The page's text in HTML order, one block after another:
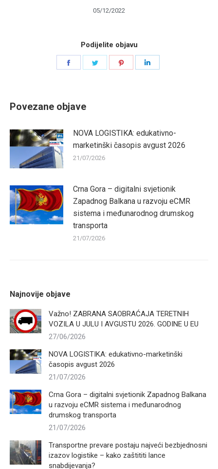
05/12/2022
Podijelite objavu
Povezane objave
NOVA LOGISTIKA: edukativno-
marketinški časopis avgust 2026
21/07/2026
Crna Gora – digitalni svjetionik
Zapadnog Balkana u razvoju eCMR
sistema i međunarodnog drumskog
transporta
21/07/2026
Najnovije objave
Važno! ZABRANA SAOBRAĆAJA TERETNIH
VOZILA U JULU I AVGUSTU 2026. GODINE U EU
27/06/2026
NOVA LOGISTIKA: edukativno-marketinški
časopis avgust 2026
21/07/2026
Crna Gora – digitalni svjetionik Zapadnog Balkana
u razvoju eCMR sistema i međunarodnog
drumskog transporta
21/07/2026
Transportne prevare postaju najveći bezbjednosni
izazov logistike – kako zaštititi lance
snabdijevanja?